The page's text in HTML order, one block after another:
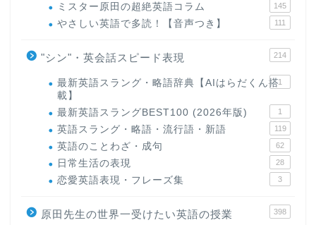
ミスター原田の超絶英語コラム 145
やさしい英語で多読！【音声つき】 111
"シン"・英会話スピード表現 214
最新英語スラング・略語辞典【AIはらだくん搭
載】
1
最新英語スラングBEST100 (2026年版) 1
英語スラング・略語・流行語・新語 119
英語のことわざ・成句 62
日常生活の表現 28
恋愛英語表現・フレーズ集 3
原田先生の世界一受けたい英語の授業 398